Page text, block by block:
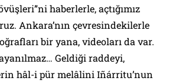
haberlerle, açtığımız
Ankara’nın çevresindekilerle
bir yana, videoları da var.
Geldiği raddeyi,
hâl-i pür melâlini Iñárritu’nun